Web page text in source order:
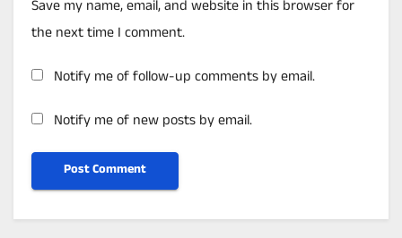
Save my name, email, and website in this browser for
the next time I comment.
Notify me of follow-up comments by email.
Notify me of new posts by email.